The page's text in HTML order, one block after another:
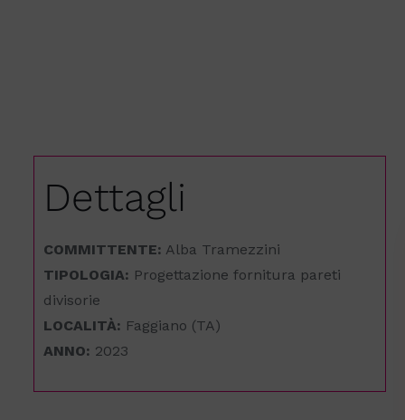
Dettagli
COMMITTENTE: Alba Tramezzini
TIPOLOGIA: Progettazione fornitura pareti
divisorie
LOCALITÀ: Faggiano (TA)
ANNO: 2023